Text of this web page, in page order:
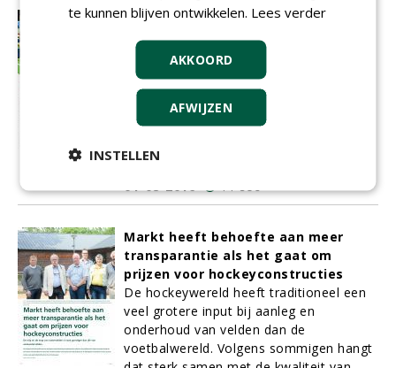
Lichtpunt in het Amsterdamse bos
Avondwedstrijden bij de Amstelveense
hockeyclub Hurley worden sinds het
najaar van 2015 gespeeld onder LED
licht van AAA-LUX. Voor zowel de Dames
1 als de Heren 1 van de club werd het
seizoen meteen een doorslaand sportief
succes terwijl Hurley later dit jaar ook op
01-08-2016
11 sec
Markt heeft behoefte aan meer
transparantie als het gaat om
prijzen voor hockeyconstructies
De hockeywereld heeft traditioneel een
veel grotere input bij aanleg en
onderhoud van velden dan de
voetbalwereld. Volgens sommigen hangt
te kunnen blijven ontwikkelen. Lees verder
AKKOORD
AFWIJZEN
INSTELLEN